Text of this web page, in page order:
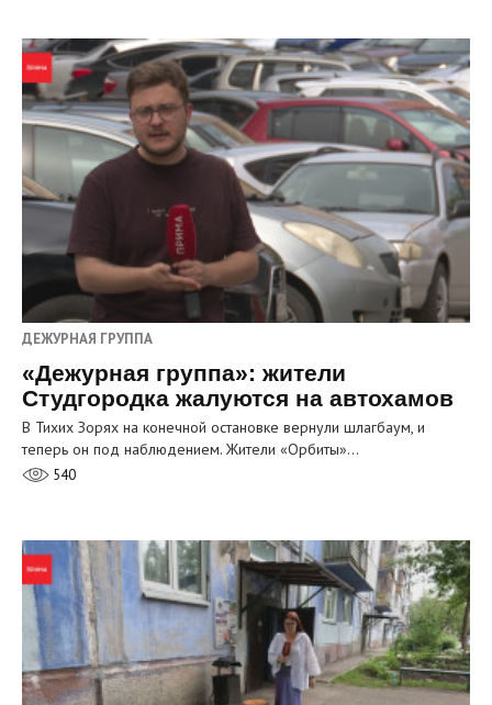
ДЕЖУРНАЯ ГРУППА
«Дежурная группа»: жители
Студгородка жалуются на автохамов
В Тихих Зорях на конечной остановке вернули шлагбаум, и
теперь он под наблюдением. Жители «Орбиты»…
540